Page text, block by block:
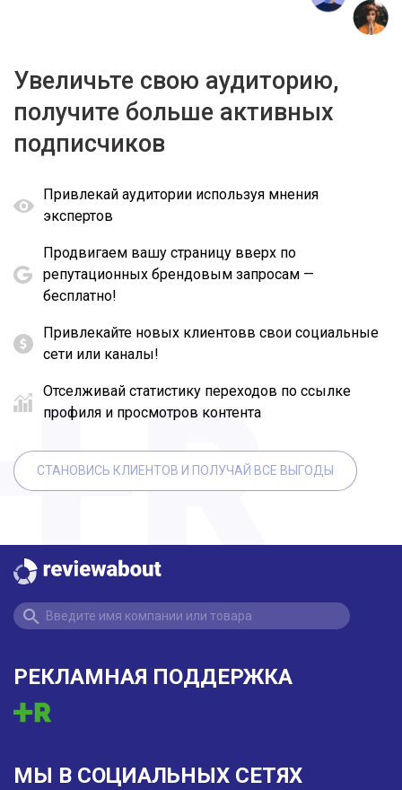
Увеличьте свою аудиторию,
получите больше активных
подписчиков
Привлекай аудитории используя мнения
экспертов
Продвигаем вашу страницу вверх по
репутационных брендовым запросам —
бесплатно!
Привлекайте новых клиентовв свои социальные
сети или каналы!
Отселживай статистику переходов по ссылке
профиля и просмотров контента
СТАНОВИСЬ КЛИЕНТОВ И ПОЛУЧАЙ ВСЕ ВЫГОДЫ
РЕКЛАМНАЯ ПОДДЕРЖКА
МЫ В СОЦИАЛЬНЫХ СЕТЯХ